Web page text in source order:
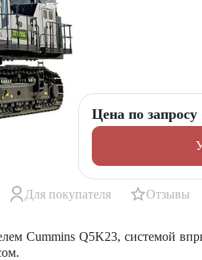
Цена по запросу
Для покупателя Отзывы
Cummins Q5K23, системой